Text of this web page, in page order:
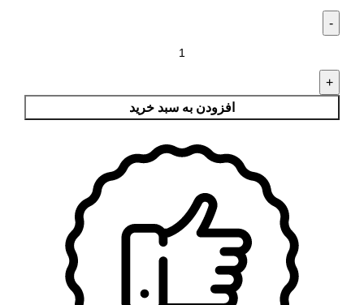
افزودن به سبد خرید